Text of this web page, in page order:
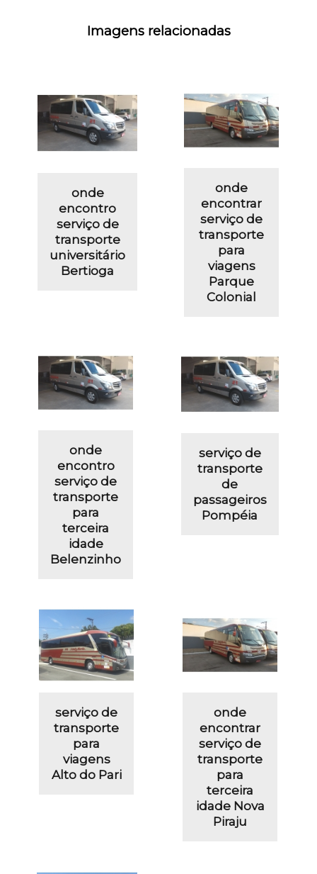
Imagens relacionadas
onde
encontro
serviço de
transporte
universitário
Bertioga
onde
encontrar
serviço de
transporte
para
viagens
Parque
Colonial
onde
encontro
serviço de
transporte
para
terceira
idade
Belenzinho
serviço de
transporte
de
passageiros
Pompéia
serviço de
transporte
para
viagens
Alto do Pari
onde
encontrar
serviço de
transporte
para
terceira
idade Nova
Piraju